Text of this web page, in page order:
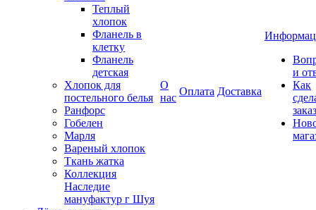
Теплый
хлопок
Фланель в
клетку
Фланель
детская
Хлопок для
постельного белья
Ранфорс
Гобелен
Марля
Вареный хлопок
Ткань жатка
Коллекция
Наследие
мануфактур г Шуя
О
нас
Оплата Доставка
и
Как
заказ